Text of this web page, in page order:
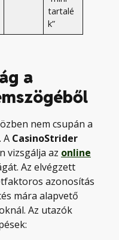
tartalé
k”
a
nem csupán a
A CasinoStrider
vizsgálja az online
Az elvégzett
azonosítás
mára alapvető
Az utazók